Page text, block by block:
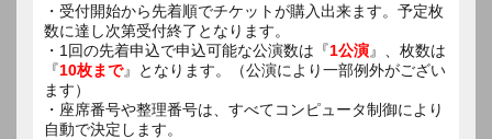
・受付開始から先着順でチケットが購入出来ます。予定枚
数に達し次第受付終了となります。
・1回の先着申込で申込可能な公演数は『1公演』、枚数は
『10枚まで』となります。（公演により一部例外がござい
ます）
・座席番号や整理番号は、すべてコンピュータ制御により
自動で決定します。